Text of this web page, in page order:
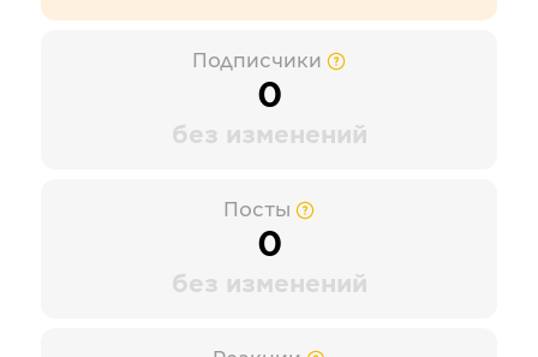
Подписчики
0
без изменений
Посты
0
без изменений